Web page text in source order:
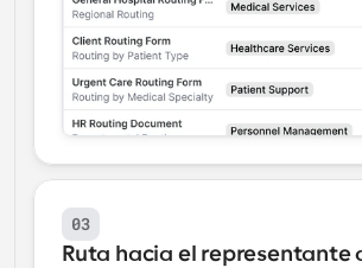
03
Ruta hacia el representante